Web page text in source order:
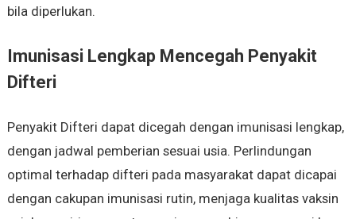
bila diperlukan.
Imunisasi Lengkap Mencegah Penyakit
Difteri
Penyakit Difteri dapat dicegah dengan imunisasi lengkap,
dengan jadwal pemberian sesuai usia. Perlindungan
optimal terhadap difteri pada masyarakat dapat dicapai
dengan cakupan imunisasi rutin, menjaga kualitas vaksin